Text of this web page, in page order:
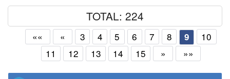
TOTAL: 224
«« « 3 4 5 6 7 8 9
10
11
12 13 14 15 » »»